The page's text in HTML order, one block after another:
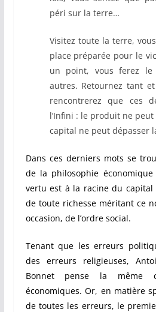
péri sur la terre…
Visitez toute la terre,
place préparée pour le
un point, vous ferez le
autres. Retournez tant
rencontrerez que ces
l’Infini : le produit ne
capital ne peut dépasser
Dans ces derniers mots se
de la philosophie
vertu est à la racine du
de toute richesse méritant ce
occasion, de l’ordre social.
Tenant que les erreurs
des erreurs religieuses,
Bonnet pense la même
économiques. Or, en matière
de toutes les erreurs, le